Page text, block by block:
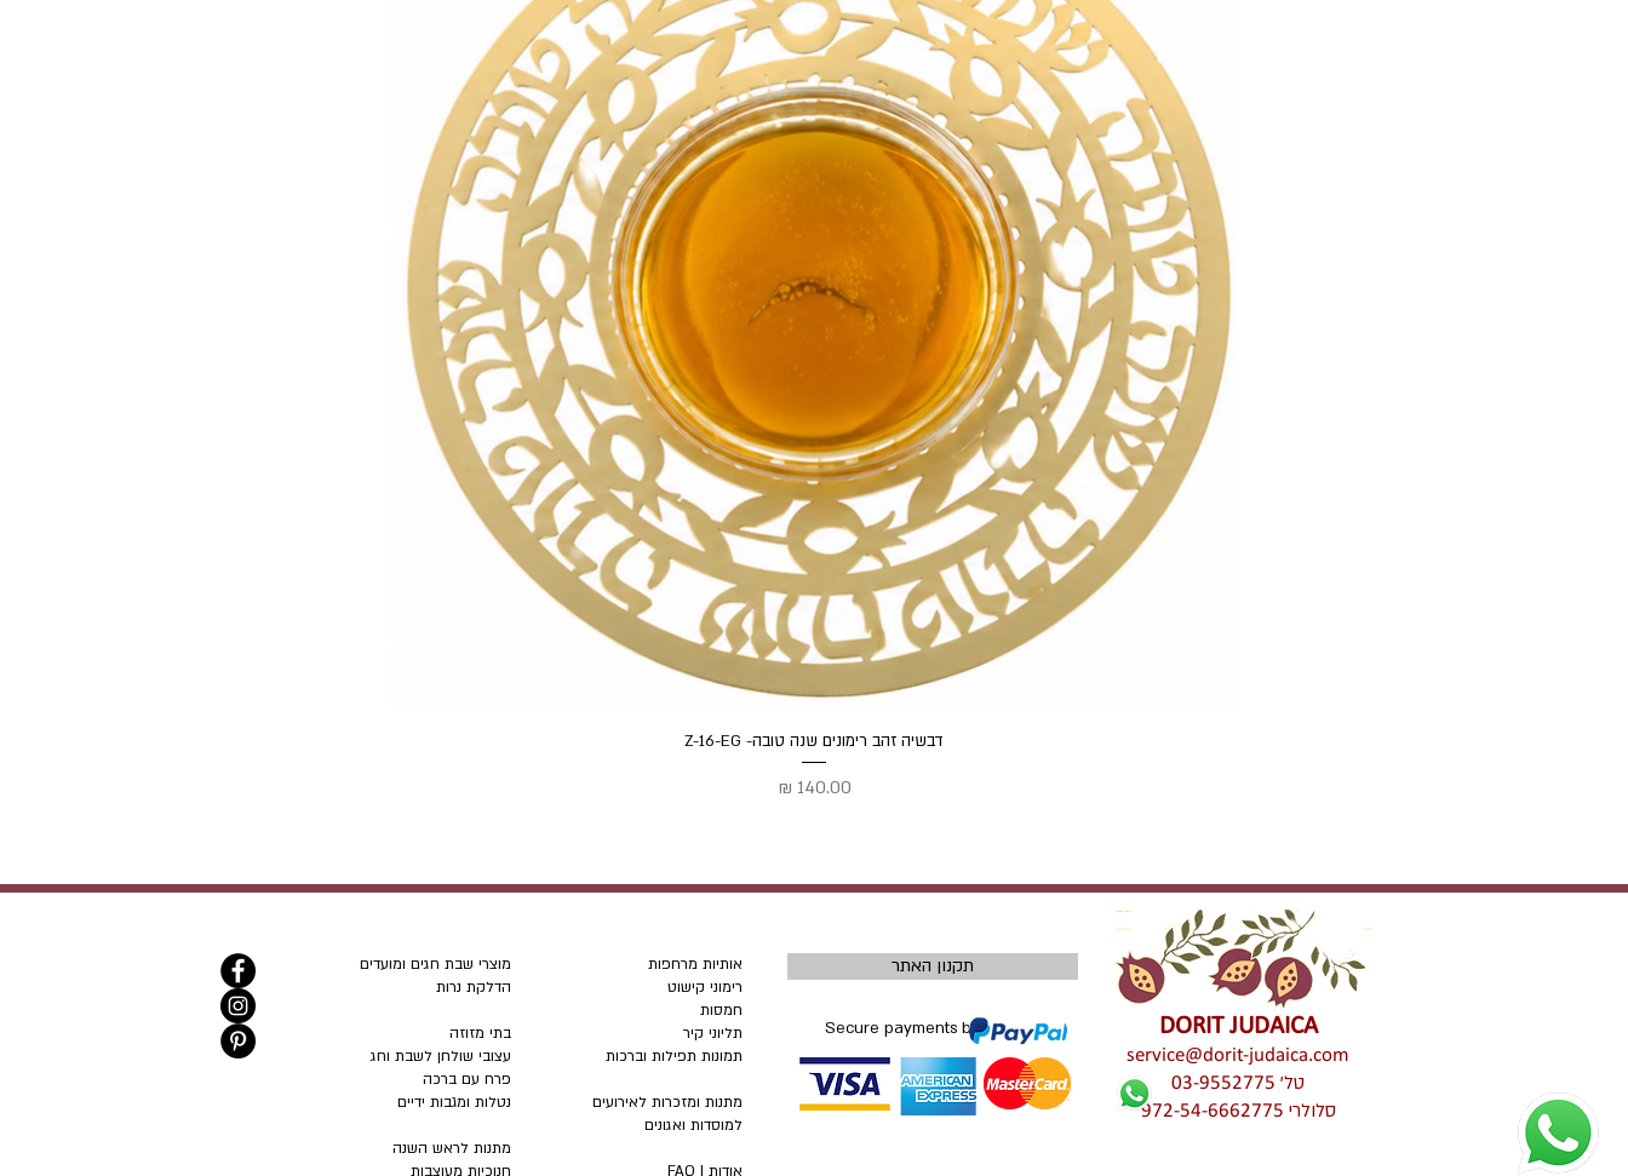
תצוגה מהירה
דבשיה זהב רימונים שנה טובה- Z-16-EG
מחיר
DORIT JUDAICA
service@dorit-judaica.com
טל' 03-9552775
סלולרי 972-54-6662775
תקנון האתר
Secure payments by
אותיות מרחפות
רימוני קישוט
חמסות
תליוני קיר
תמונות תפילות וברכות
מתנות ומזכרות לאירועים
למוסדות ואגונים
אודות | FAQ
מוצרי שבת חגים ומועדים
הדלקת נרות
בתי מזוזה
עצובי שולחן לשבת וחג
פרח עם ברכה
נטלות ומגבות ידיים
מתנות לראש השנה
חנוכיות מעוצבות